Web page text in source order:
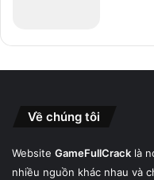
Về chúng tôi
Website GameFullCrack là
nhiều nguồn khác nhau và